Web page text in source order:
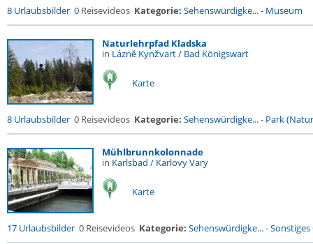
8 Urlaubsbilder 0 Reisevideos Kategorie: Sehenswürdigke...- Museum
Naturlehrpfad Kladska
in Lázně Kynžvart / Bad Königswart
Karte
8 Urlaubsbilder 0 Reisevideos Kategorie: Sehenswürdigke...- Park
Mühlbrunnkolonnade
in Karlsbad / Karlovy Vary
Karte
17 Urlaubsbilder 0 Reisevideos Kategorie: Sehenswürdigke...-